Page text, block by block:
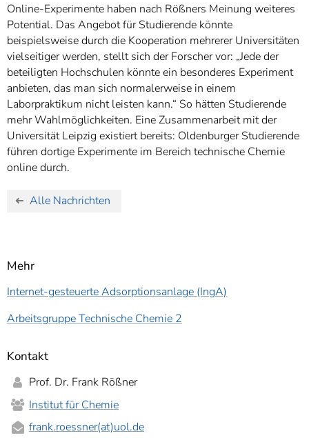
Online-Experimente haben nach Rößners Meinung weiteres
Potential. Das Angebot für Studierende könnte
beispielsweise durch die Kooperation mehrerer Universitäten
vielseitiger werden, stellt sich der Forscher vor: „Jede der
beteiligten Hochschulen könnte ein besonderes Experiment
anbieten, das man sich normalerweise in einem
Laborpraktikum nicht leisten kann.“ So hätten Studierende
mehr Wahlmöglichkeiten. Eine Zusammenarbeit mit der
Universität Leipzig existiert bereits: Oldenburger Studierende
führen dortige Experimente im Bereich technische Chemie
online durch.
Alle Nachrichten
Mehr
Internet-gesteuerte Adsorptionsanlage (IngA)
Arbeitsgruppe Technische Chemie 2
Kontakt
Prof. Dr. Frank Rößner
Institut für Chemie
frank.roessner(at)uol.de